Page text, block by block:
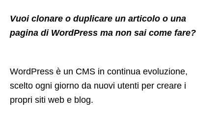
Vuoi clonare o duplicare un articolo o una
pagina di WordPress ma non sai come fare?
WordPress è un CMS in continua evoluzione,
scelto ogni giorno da nuovi utenti per creare i
propri siti web e blog.